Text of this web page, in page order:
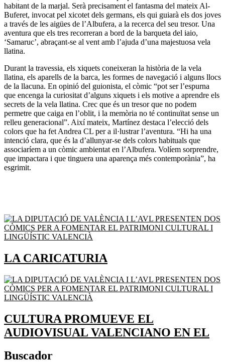
habitant de la marjal. Serà precisament el fantasma del mateix Al-
Buferet, invocat pel xicotet dels germans, els qui guiarà els dos joves
a través de les aigües de l’Albufera, a la recerca del seu tresor. Una
aventura que els tres recorreran a bord de la barqueta del iaio,
‘Samaruc’, abraçant-se al vent amb l’ajuda d’una majestuosa vela
llatina.
Durant la travessia, els xiquets coneixeran la història de la vela
llatina, els aparells de la barca, les formes de navegació i alguns llocs
de la llacuna. En opinió del guionista, el còmic “pot ser l’espurna
que encenga la curiositat d’alguns xiquets i els motive a aprendre els
secrets de la vela llatina. Crec que és un tresor que no podem
permetre que caiga en l’oblit, i la memòria no té continuïtat sense un
relleu generacional”. Així mateix, Martínez destaca l’elecció dels
colors que ha fet Andrea CL per a il·lustrar l’aventura. “Hi ha una
intenció clara, que és la d’allunyar-se dels colors habituals que
associaríem a un còmic ambientat en l’Albufera. Volíem sorprendre,
que impactara i que tinguera una aparença més contemporània”, ha
esgrimit.
LA CARICATURIA
CULTURA PROMUEVE EL
AUDIOVISUAL VALENCIANO EN EL
Buscador